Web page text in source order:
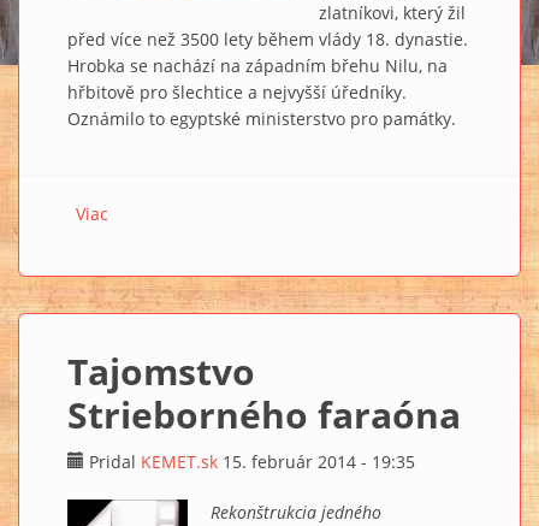
zlatníkovi, který žil
před více než 3500 lety během vlády 18. dynastie.
Hrobka se nachází na západním břehu Nilu, na
hřbitově pro šlechtice a nejvyšší úředníky.
Oznámilo to egyptské ministerstvo pro památky.
Viac
Tajomstvo
Strieborného faraóna
Pridal KEMET.sk 15. február 2014 - 19:35
Rekonštrukcia jedného